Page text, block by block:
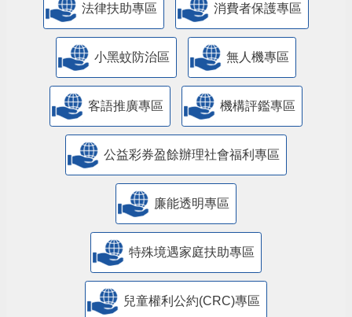
法律扶助專區 消費者保護專區
小黑蚊防治區 無人機專區
客語推廣專區 機構評鑑專區
公益彩券盈餘辦理社會福利專區
廉能透明專區
特殊境遇家庭扶助專區
兒童權利公約(CRC)專區